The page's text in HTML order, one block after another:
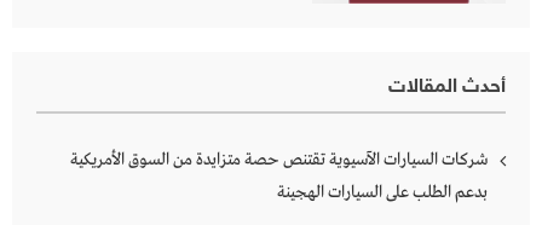
أحدث المقالات
شركات السيارات الآسيوية تقتنص حصة متزايدة من السوق الأمريكية
بدعم الطلب على السيارات الهجينة